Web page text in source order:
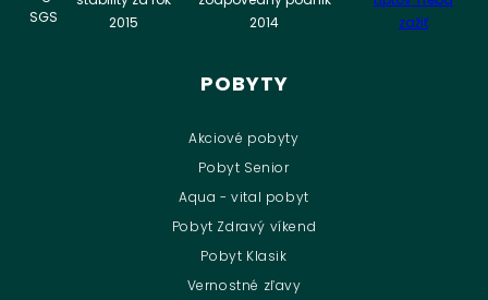
POBYTY
Akciové pobyty
Pobyt Senior
Aqua - vital pobyt
Pobyt Zdravý víkend
Pobyt Klasik
Vernostné zľavy